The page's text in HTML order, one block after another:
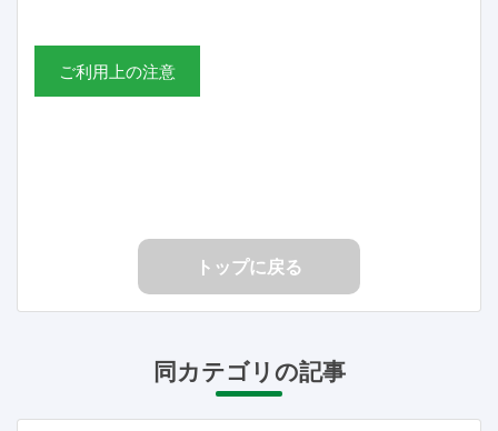
ご利用上の注意
トップに戻る
同カテゴリの記事